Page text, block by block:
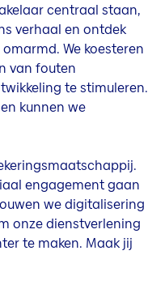
centraal staan,
verhaal en ontdek
We koesteren
van fouten
te stimuleren.
kunnen we
engagement gaan
we digitalisering
onze dienstverlening
te maken. Maak jij